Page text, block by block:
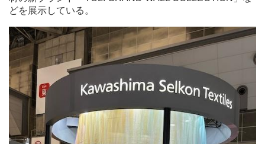
どを展示している。